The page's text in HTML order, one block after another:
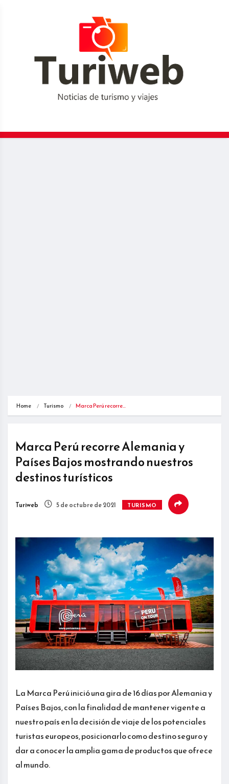
Home Turismo Marca Perú recorre…
Marca Perú recorre Alemania y
Países Bajos mostrando nuestros
destinos turísticos
Turiweb 5 de octubre de 2021 TURISMO
La Marca Perú inició una gira de 16 días por Alemania y
Países Bajos, con la finalidad de mantener vigente a
nuestro país en la decisión de viaje de los potenciales
turistas europeos, posicionarlo como destino seguro y
dar a conocer la amplia gama de productos que ofrece
al mundo.